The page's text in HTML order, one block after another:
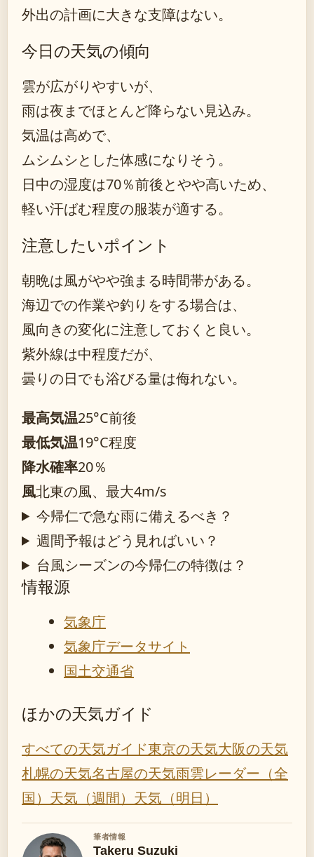
外出の計画に大きな支障はない。
今日の天気の傾向
雲が広がりやすいが、
雨は夜までほとんど降らない見込み。
気温は高めで、
ムシムシとした体感になりそう。
日中の湿度は70％前後とやや高いため、
軽い汗ばむ程度の服装が適する。
注意したいポイント
朝晩は風がやや強まる時間帯がある。
海辺での作業や釣りをする場合は、
風向きの変化に注意しておくと良い。
紫外線は中程度だが、
曇りの日でも浴びる量は侮れない。
最高気温25°C前後
最低気温19°C程度
降水確率20％
風北東の風、最大4m/s
今帰仁で急な雨に備えるべき？
週間予報はどう見ればいい？
台風シーズンの今帰仁の特徴は？
情報源
気象庁
気象庁データサイト
国土交通省
ほかの天気ガイド
すべての天気ガイド東京の天気大阪の天気
札幌の天気名古屋の天気雨雲レーダー（全
国） 天気（週間） 天気（明日）
筆者情報
Takeru Suzuki